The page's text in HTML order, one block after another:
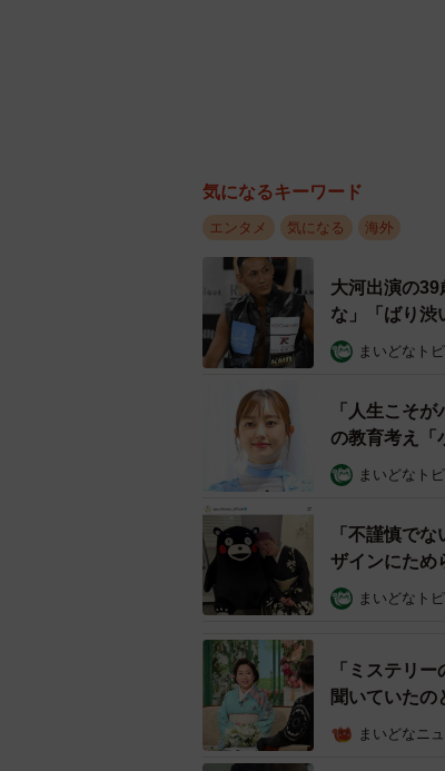
気になるキーワード
エンタメ 気になる 海外
大河出演の
な」「ばり渋
まいどなト
「人生こそ
の教育考え「
まいどなト
「不謹慎で
ザインにため
まいどなト
「ミステリ
聞いていたの
まいどなニ